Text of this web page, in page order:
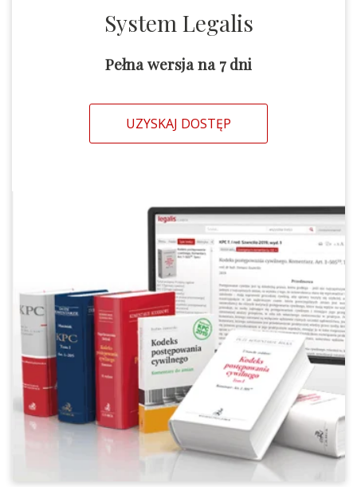
System Legalis
Pełna wersja na 7 dni
UZYSKAJ DOSTĘP